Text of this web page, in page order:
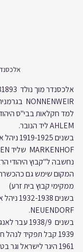
NONNENWEIR  בגרמניה.
למד חקלאות בבי"ס
AHLEM ליד הנובר.
בשנים
נחשבה ל"קבוץ היהודי
המקום שימש גם
ממקימי קבוץ בית זרע)
בשנים
NEUENDORF.
בשנים  1938/9 עבר לאנגליה
1939 קבל תפקיד לנהל חווה חקלאית בקניה.
1961 היגר לישראל וגר בטבעון.